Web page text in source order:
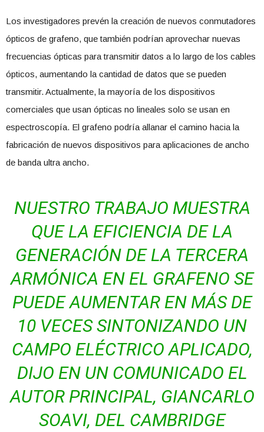
Los investigadores prevén la creación de nuevos conmutadores
ópticos de grafeno, que también podrían aprovechar nuevas
frecuencias ópticas para transmitir datos a lo largo de los cables
ópticos, aumentando la cantidad de datos que se pueden
transmitir. Actualmente, la mayoría de los dispositivos
comerciales que usan ópticas no lineales solo se usan en
espectroscopía. El grafeno podría allanar el camino hacia la
fabricación de nuevos dispositivos para aplicaciones de ancho
de banda ultra ancho.
NUESTRO TRABAJO MUESTRA
QUE LA EFICIENCIA DE LA
GENERACIÓN DE LA TERCERA
ARMÓNICA EN EL GRAFENO SE
PUEDE AUMENTAR EN MÁS DE
10 VECES SINTONIZANDO UN
CAMPO ELÉCTRICO APLICADO,
DIJO EN UN COMUNICADO EL
AUTOR PRINCIPAL, GIANCARLO
SOAVI, DEL CAMBRIDGE